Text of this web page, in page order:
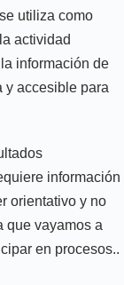
utiliza como
actividad
información de
y accesible para
información
orientativo y no
que vayamos a
en procesos..